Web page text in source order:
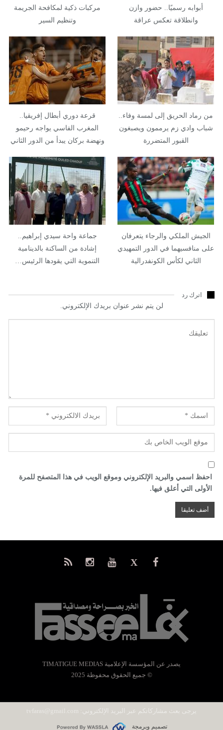
أبوابه رسميًا.. حضور وازن
وانطلاقة تعكس عراقة
مركبات ذكية لمكافحة الجريمة
وتنظيم السير
من رماد الحريق إلى لمسة وفاء..
شباب وادي زم يرممون ويصبغون
القبور المتضررة
قرعة دوري أبطال إفريقيا..
المغرب الفاسي يواجه رحيمو
ونهضة بركان يبدأ من الدور الثاني
الجيش الملكي والرجاء يتعرفان
على منافسيهما في الدور التمهيدي
الثاني لكأس الكونفدرالية
جماعة واحة سيدي إبراهيم..
إشادة من الساكنة بالدينامية
التنموية التي يقودها الرئيس…
اترك رد
لن يتم نشر عنوان بريدك الإلكتروني.
احفظ اسمي والبريد الإلكتروني وموقع الويب في هذا المتصفح للمرة
الأولى التي أعلق فيها.
يصدر عن المؤسسة الإعلامية TIMATIGUE MEDIAS
© جميع الحقوق محفوظة 2025
يرجى بعث مشاركاتكم عبر البريد الإلكتروني: tvfaras@gmail.com
تصميم وبرمجة